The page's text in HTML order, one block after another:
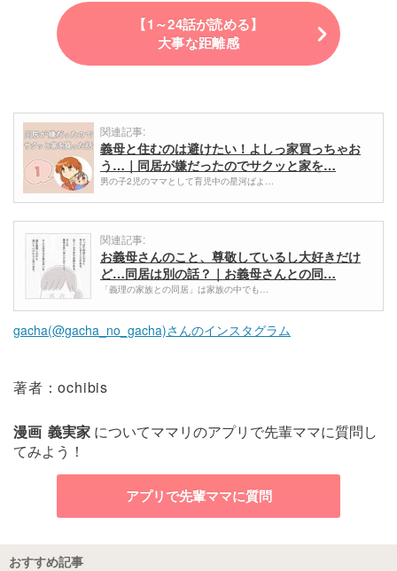
【1～24話が読める】
大事な距離感
関連記事:
義母と住むのは避けたい！よしっ家買っちゃお
う…｜同居が嫌だったのでサクッと家を…
男の子2児のママとして育児中の星河ばよ…
関連記事:
お義母さんのこと、尊敬しているし大好きだけ
ど…同居は別の話？｜お義母さんとの同…
「義理の家族との同居」は家族の中でも…
gacha(@gacha_no_gacha)さんのインスタグラム
著者：ochibis
漫画 義実家 についてママリのアプリで先輩ママに質問し
てみよう！
アプリで先輩ママに質問
おすすめ記事